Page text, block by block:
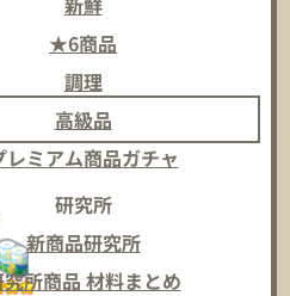
★6商品
調理
高級品
レミアム商品ガチャ
研究所
新商品研究所
所商品 材料まとめ